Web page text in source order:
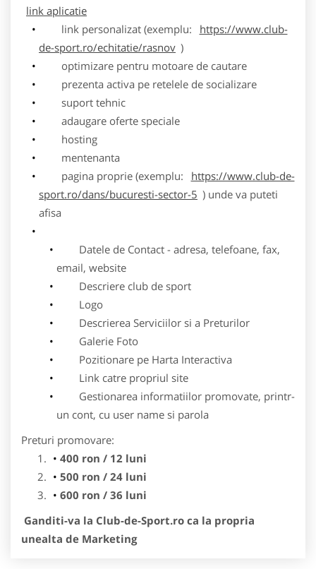
link aplicatie
link personalizat (exemplu:
https://www.club-
de-sport.ro/echitatie/rasnov )
optimizare pentru motoare de cautare
prezenta activa pe retelele de socializare
suport tehnic
adaugare oferte speciale
hosting
mentenanta
pagina proprie (exemplu:
https://www.club-de-
sport.ro/dans/bucuresti-sector-5 ) unde va puteti
afisa
Datele de Contact - adresa, telefoane, fax,
email, website
Descriere club de sport
Logo
Descrierea Serviciilor si a Preturilor
Galerie Foto
Pozitionare pe Harta Interactiva
Link catre propriul site
Gestionarea informatiilor promovate, printr-
un cont, cu user name si parola
Preturi promovare:
400 ron / 12 luni
500 ron / 24 luni
600 ron / 36 luni
Ganditi-va la Club-de-Sport.ro ca la propria
unealta de Marketing